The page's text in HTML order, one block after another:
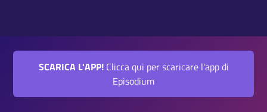
SCARICA L'APP!Clicca qui per scaricare l'app di
Episodium